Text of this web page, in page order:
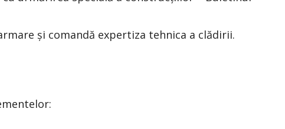
și comandă expertiza tehnica a clădirii.